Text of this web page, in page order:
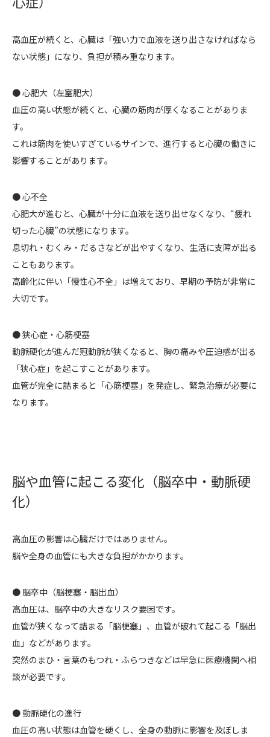
高血圧が続くと、心臓は「強い力で血液を送り出さなければなら
ない状態」になり、負担が積み重なります。
● 心肥大（左室肥大）
血圧の高い状態が続くと、心臓の筋肉が厚くなることがありま
す。
これは筋肉を使いすぎているサインで、進行すると心臓の働きに
影響することがあります。
● 心不全
心肥大が進むと、心臓が十分に血液を送り出せなくなり、“疲れ
切った心臓”の状態になります。
息切れ・むくみ・だるさなどが出やすくなり、生活に支障が出る
こともあります。
高齢化に伴い「慢性心不全」は増えており、早期の予防が非常に
大切です。
● 狭心症・心筋梗塞
動脈硬化が進んだ冠動脈が狭くなると、胸の痛みや圧迫感が出る
「狭心症」を起こすことがあります。
血管が完全に詰まると「心筋梗塞」を発症し、緊急治療が必要に
なります。
脳や血管に起こる変化（脳卒中・動脈硬
化）
高血圧の影響は心臓だけではありません。
脳や全身の血管にも大きな負担がかかります。
● 脳卒中（脳梗塞・脳出血）
高血圧は、脳卒中の大きなリスク要因です。
血管が狭くなって詰まる「脳梗塞」、血管が破れて起こる「脳出
血」などがあります。
突然のまひ・言葉のもつれ・ふらつきなどは早急に医療機関へ相
談が必要です。
● 動脈硬化の進行
血圧の高い状態は血管を硬くし、全身の動脈に影響を及ぼしま